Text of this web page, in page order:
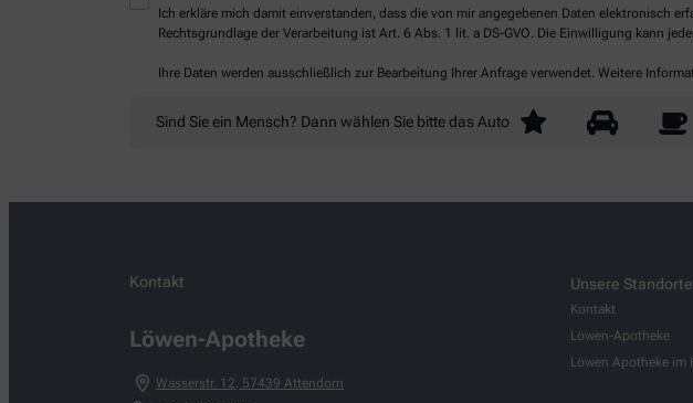
Ich erkläre mich damit einverstanden, dass die von mir angegebenen Daten elektronisch
Rechtsgrundlage der Verarbeitung ist Art. 6 Abs. 1 lit. a DS-GVO. Die Einwilligung kann
Ihre Daten werden ausschließlich zur Bearbeitung Ihrer Anfrage verwendet. Weitere
Sind Sie ein Mensch? Dann wählen Sie bittedas Auto
Kontakt
Löwen-Apotheke
Wasserstr. 12, 57439 Attendorn
Unsere Standorte
Kontakt
Löwen-Apotheke
Löwen Apotheke im